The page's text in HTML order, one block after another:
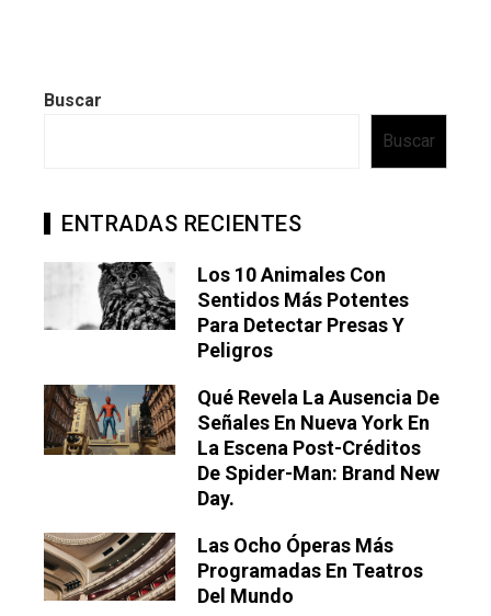
Buscar
Buscar
ENTRADAS RECIENTES
Los 10 Animales Con
Sentidos Más Potentes
Para Detectar Presas Y
Peligros
Qué Revela La Ausencia De
Señales En Nueva York En
La Escena Post-Créditos
De Spider-Man: Brand New
Day.
Las Ocho Óperas Más
Programadas En Teatros
Del Mundo